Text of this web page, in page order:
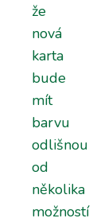
že
nová
karta
bude
mít
barvu
odlišnou
od
několika
možností